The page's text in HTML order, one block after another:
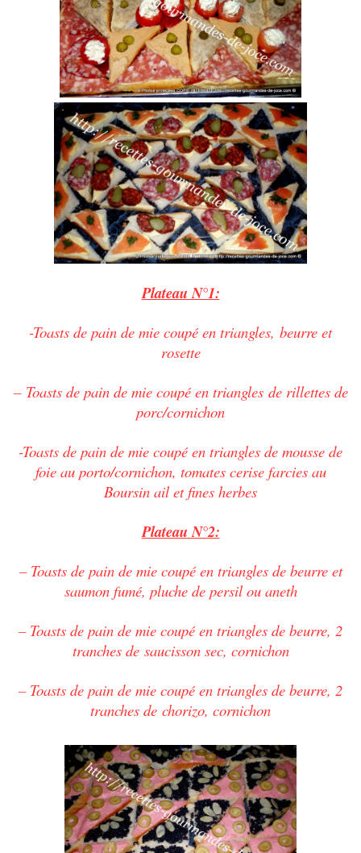
Plateau N°1:
-Toasts de pain de mie coupé en triangles, beurre et
rosette
– Toasts de pain de mie coupé en triangles de rillettes de
porc/cornichon
-Toasts de pain de mie coupé en triangles de mousse de
foie au porto/cornichon, tomates cerise farcies au
Boursin ail et fines herbes
Plateau N°2:
– Toasts de pain de mie coupé en triangles de beurre et
saumon fumé, pluche de persil ou aneth
– Toasts de pain de mie coupé en triangles de beurre, 2
tranches de saucisson sec, cornichon
– Toasts de pain de mie coupé en triangles de beurre, 2
tranches de chorizo, cornichon